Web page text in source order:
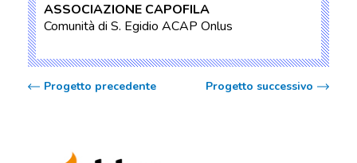
ASSOCIAZIONE CAPOFILA
Comunità di S. Egidio ACAP Onlus
Progetto precedente Progetto successivo